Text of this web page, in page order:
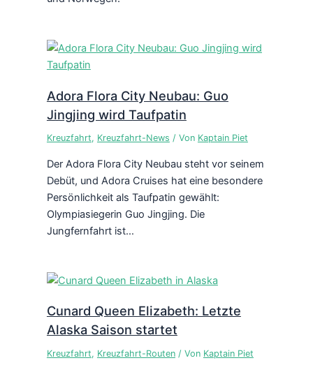
Adora Flora City Neubau: Guo
Jingjing wird Taufpatin
Kreuzfahrt, Kreuzfahrt-News / Von Kaptain Piet
Der Adora Flora City Neubau steht vor seinem
Debüt, und Adora Cruises hat eine besondere
Persönlichkeit als Taufpatin gewählt:
Olympiasiegerin Guo Jingjing. Die
Jungfernfahrt ist…
Cunard Queen Elizabeth: Letzte
Alaska Saison startet
Kreuzfahrt, Kreuzfahrt-Routen/ Von Kaptain Piet